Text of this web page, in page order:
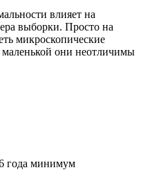
влияет на
выборки. Просто на
микроскопические
маленькой они неотличимы
года минимум